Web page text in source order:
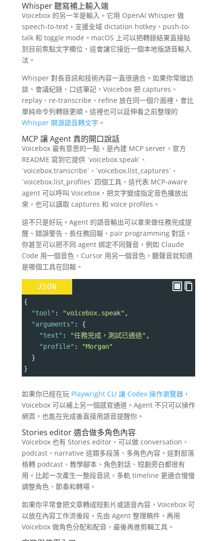
Whisper 聽寫補上輸入端
Voicebox 的另一半是輸入。它用 OpenAI Whisper 做
speech-to-text，支援全域 dictation hotkey、push-to-
talk 和 toggle mode。macOS 上可以把轉錄結果直接貼
到目前焦點文字欄位，這會讓它接近一個本地版語音輸入
法。
Whisper 對長音訊和技術內容一直很適合。如果你常做訪
談、會議紀錄、口述筆記，Voicebox 把 captures、
replay、re-transcribe、refine 放在同一個介面裡，會比
單純命令列轉錄更順。這裡也可以延伸看之前整理的
Whisper 開源語音轉文字 。
MCP 讓 Agent 真的開口說話
Voicebox 最有意思的一點，是內建 MCP server，官方
README 寫到它提供 `voicebox.speak`、
`voicebox.transcribe`、`voicebox.list_captures`、
`voicebox.list_profiles` 四個工具，這代表 MCP-aware
agent 可以呼叫 Voicebox，把文字變成指定音色播放出
來，也可以讀取 captures 和 voice profiles。
這不只是好玩。Agent 的語音輸出可以拿來做任務完成提
醒、錯誤警告、長任務回報、pair programming 對話。
你甚至可以把不同 agent 綁定不同聲音，例如 Claude
Code 用一個音色，Cursor 用另一個音色，聽聲音就知道
是哪個工具在回報。
JSON
{
"tool" : "voicebox.speak" ,
"arguments" : {
"text" : "任務完成，測試已通過" ,
"profile" :
"Morgan"
  }
}
如果你已經在玩 Playwright CLI 讓 Codex 操作瀏覽器，
Voicebox 可以補上另一個感官通道。Agent 不只可以操作
網頁，也能在完成後直接用語音提醒你。
Stories editor 適合做多角色內容
Voicebox 也有 Stories editor，可以做 conversation、
podcast、narrative 這類多段落、多角色內容。這對部落
格轉 podcast、教學腳本、角色對話、短劇旁白都很有
用。比起一次產生一整段音訊，多軌 timeline 更適合慢慢
調整角色、節奏和轉場。
如果你平常會把文章轉成短影片或語音內容，Voicebox 可
以放在內容工作流後段。先由 Agent 整理稿件，再用
Voicebox 做角色分配和配音，最後再進剪輯工具。